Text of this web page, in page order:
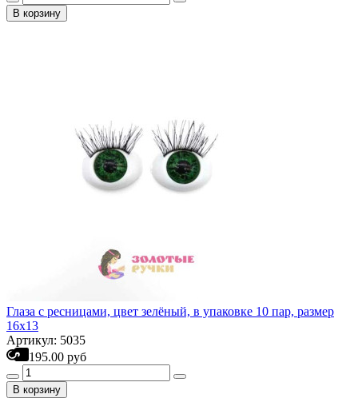
В корзину
Глаза с ресницами, цвет зелёный, в упаковке 10 пар, размер
16х13
Артикул: 5035
195.00 руб
В корзину